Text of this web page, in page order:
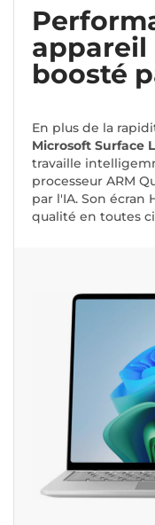
boosté
En plus de la
Microsoft Surface
travaille
processeur ARM
par l'IA. Son écran
qualité en toutes